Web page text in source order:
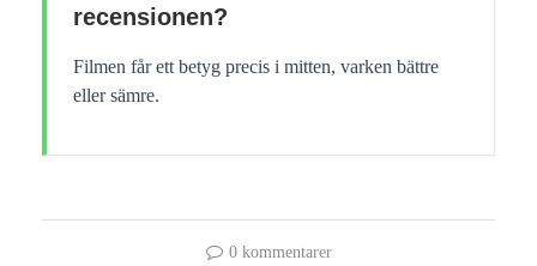
recensionen?
Filmen får ett betyg precis i mitten, varken bättre
eller sämre.
0 kommentarer